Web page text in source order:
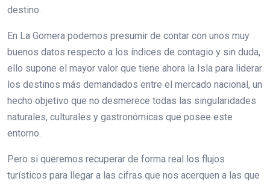
destino.
En La Gomera podemos presumir de contar con unos muy
buenos datos respecto a los índices de contagio y sin duda,
ello supone el mayor valor que tiene ahora la Isla para liderar
los destinos más demandados entre el mercado nacional, un
hecho objetivo que no desmerece todas las singularidades
naturales, culturales y gastronómicas que posee este
entorno.
Pero si queremos recuperar de forma real los flujos
turísticos para llegar a las cifras que nos acerquen a las que